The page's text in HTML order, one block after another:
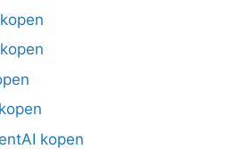
kopen